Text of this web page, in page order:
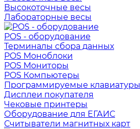
Высокоточные весы
Лабораторные весы
POS - оборудование
Терминалы сбора данных
POS Моноблоки
POS Мониторы
POS Компьютеры
Программируемые клавиатуры
Дисплеи покупателя
Чековые принтеры
Оборудование для ЕГАИС
Считыватели магнитных карт